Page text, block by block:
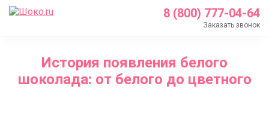
8 (800) 777-04-64
Заказать звонок
О нас
Блог
История появления белого
шоколада: от белого до цветного